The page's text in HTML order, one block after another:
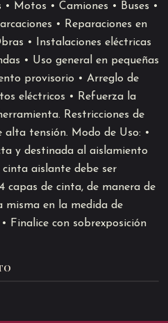
Motos • Camiones • Buses •
• Reparaciones en
• Instalaciones eléctricas
• Uso general en pequeñas
provisorio • Arreglo de
eléctricos • Refuerza la
Restricciones de
alta tensión. Modo de Uso: •
y destinada al aislamiento
aislante debe ser
capas de cinta, de manera de
misma en la medida de
Finalice con sobrexposición